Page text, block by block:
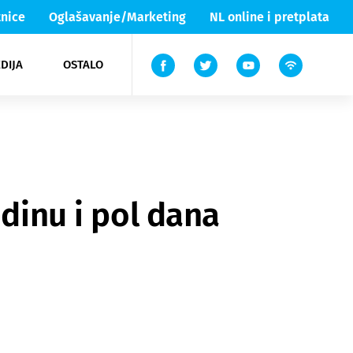
Oglašavanje/Marketing NL online i pretplata
OSTALO
Lika & Senj
TV
i pol dana